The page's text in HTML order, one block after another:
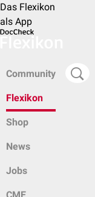
Das Flexikon
als App
Community
Flexikon
Shop
News
Jobs